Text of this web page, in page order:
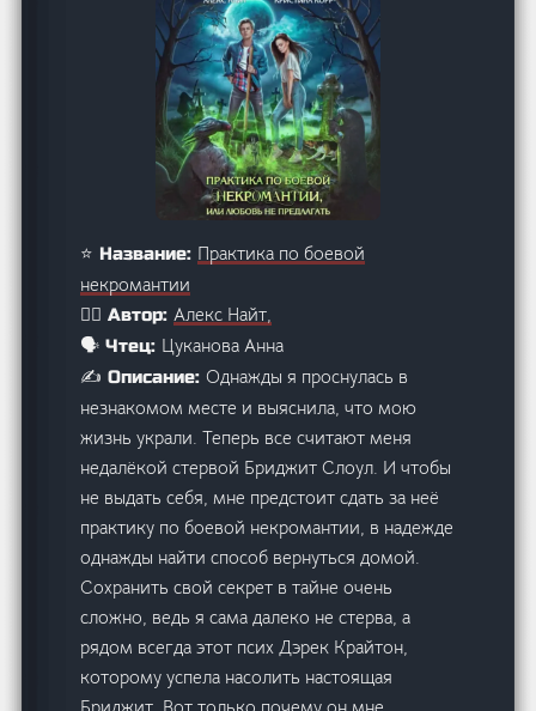
⭐ Название: Практика по боевой
некромантии
🙋‍♂️ Автор: Алекс Найт,
🗣️ Чтец: Цуканова Анна
✍️ Описание:Однажды я проснулась в
незнакомом месте и выяснила, что мою
жизнь украли. Теперь все считают меня
недалёкой стервой Бриджит Слоул. И чтобы
не выдать себя, мне предстоит сдать за неё
практику по боевой некромантии, в надежде
однажды найти способ вернуться домой.
Сохранить свой секрет в тайне очень
сложно, ведь я сама далеко не стерва, а
рядом всегда этот псих Дэрек Крайтон,
которому успела насолить настоящая
Бриджит. Вот только почему он мне